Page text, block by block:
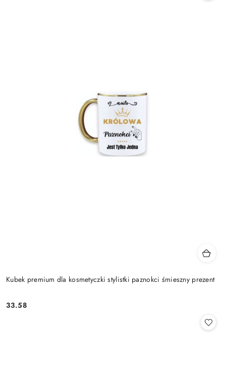
Kubek premium dla kosmetyczki stylistki paznokci śmieszny prezent
Cena:
33.58